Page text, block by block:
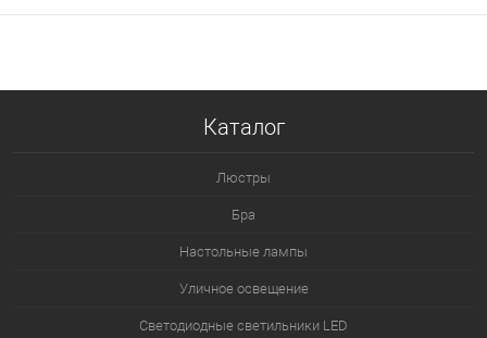
менеджера
Каталог
Люстры
Бра
Настольные лампы
Уличное освещение
Светодиодные светильники LED